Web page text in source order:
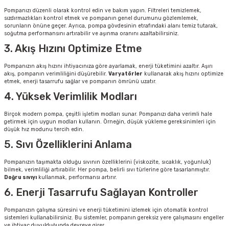
Pompanızı düzenli olarak kontrol edin ve bakım yapın. Filtreleri temizlemek,
sızdırmazlıkları kontrol etmek ve pompanın genel durumunu gözlemlemek,
sorunların önüne geçer. Ayrıca, pompa gövdesinin etrafındaki alanı temiz tutarak,
soğutma performansını artırabilir ve aşınma oranını azaltabilirsiniz.
3. Akış Hızını Optimize Etme
Pompanızın akış hızını ihtiyacınıza göre ayarlamak, enerji tüketimini azaltır. Aşırı
akış, pompanın verimliliğini düşürebilir. Varyatörler kullanarak akış hızını optimize
etmek, enerji tasarrufu sağlar ve pompanın ömrünü uzatır.
4. Yüksek Verimlilik Modları
Birçok modern pompa, çeşitli işletim modları sunar. Pompanızı daha verimli hale
getirmek için uygun modları kullanın. Örneğin, düşük yükleme gereksinimleri için
düşük hız modunu tercih edin.
5. Sıvı Özelliklerini Anlama
Pompanızın taşımakta olduğu sıvının özelliklerini (viskozite, sıcaklık, yoğunluk)
bilmek, verimliliği artırabilir. Her pompa, belirli sıvı türlerine göre tasarlanmıştır.
Doğru sıvıyı kullanmak, performansı artırır.
6. Enerji Tasarrufu Sağlayan Kontroller
Pompanızın çalışma süresini ve enerji tüketimini izlemek için otomatik kontrol
sistemleri kullanabilirsiniz. Bu sistemler, pompanın gereksiz yere çalışmasını engeller